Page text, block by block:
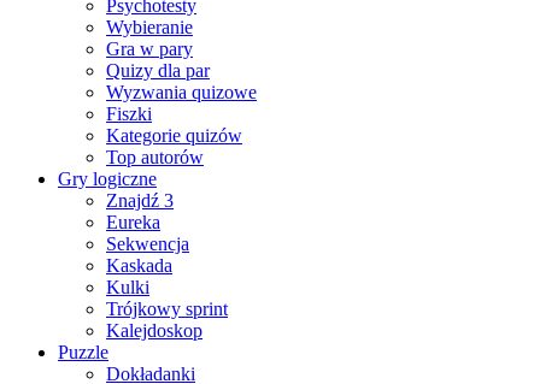
Psychotesty
Wybieranie
Gra w pary
Quizy dla par
Wyzwania quizowe
Fiszki
Kategorie quizów
Top autorów
Gry logiczne
Znajdź 3
Eureka
Sekwencja
Kaskada
Kulki
Trójkowy sprint
Kalejdoskop
Puzzle
Dokładanki